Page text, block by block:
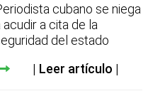
cubano se niega
acudir a cita de la
del estado
Leer artículo